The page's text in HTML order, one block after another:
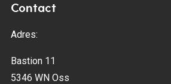
Contact
Adres:
Bastion 11
5346 WN Oss